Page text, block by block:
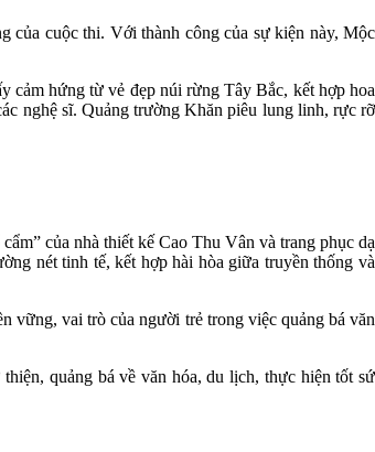
của cuộc thi. Với thành công của sự kiện này, Mộc
cảm hứng từ vẻ đẹp núi rừng Tây Bắc, kết hợp hoa
nghệ sĩ. Quảng trường Khăn piêu lung linh, rực rỡ
của nhà thiết kế Cao Thu Vân và trang phục dạ
nét tinh tế, kết hợp hài hòa giữa truyền thống và
vững, vai trò của người trẻ trong việc quảng bá văn
quảng bá về văn hóa, du lịch, thực hiện tốt sứ